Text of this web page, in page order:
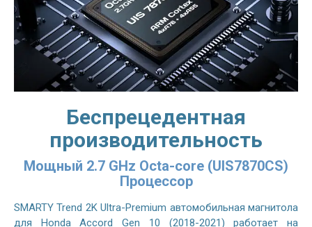
Беспрецедентная
производительность
Мощный 2.7 GHz Octa-core (UIS7870CS)
Процессор
SMARTY Trend 2K Ultra-Premium автомобильная магнитола
для Honda Accord Gen 10 (2018-2021) работает на